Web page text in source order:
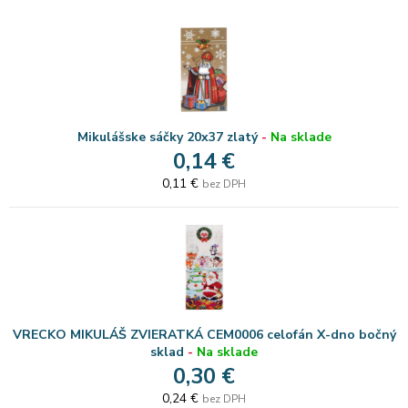
Mikulášske sáčky 20x37 zlatý- Na sklade
0,14 €
0,11 € bez DPH
VRECKO MIKULÁŠ ZVIERATKÁ CEM0006 celofán X-dno bočný
sklad - Na sklade
0,30 €
0,24 € bez DPH